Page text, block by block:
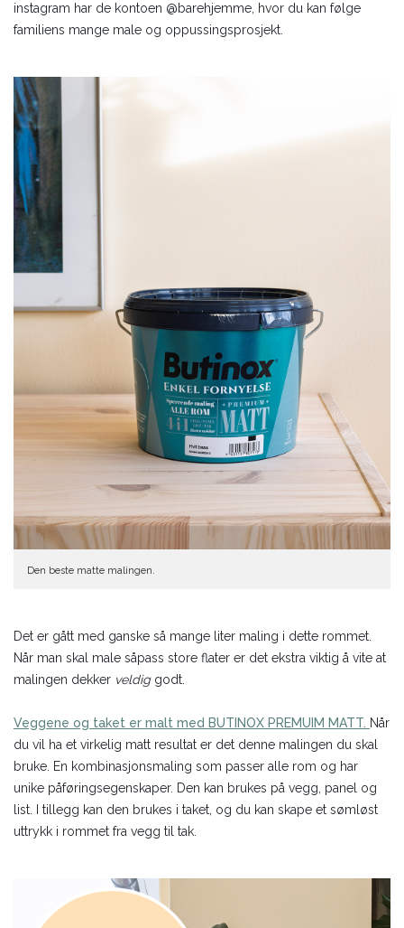
instagram har de kontoen @barehjemme, hvor du kan følge
familiens mange male og oppussingsprosjekt.
Den beste matte malingen.
Det er gått med ganske så mange liter maling i dette rommet.
Når man skal male såpass store flater er det ekstra viktig å vite at
malingen dekker veldiggodt.
Veggene og taket er malt med BUTINOX PREMUIM MATT. Når
du vil ha et virkelig matt resultat er det denne malingen du skal
bruke. En kombinasjonsmaling som passer alle rom og har
unike påføringsegenskaper. Den kan brukes på vegg, panel og
list. I tillegg kan den brukes i taket, og du kan skape et sømløst
uttrykk i rommet fra vegg til tak.